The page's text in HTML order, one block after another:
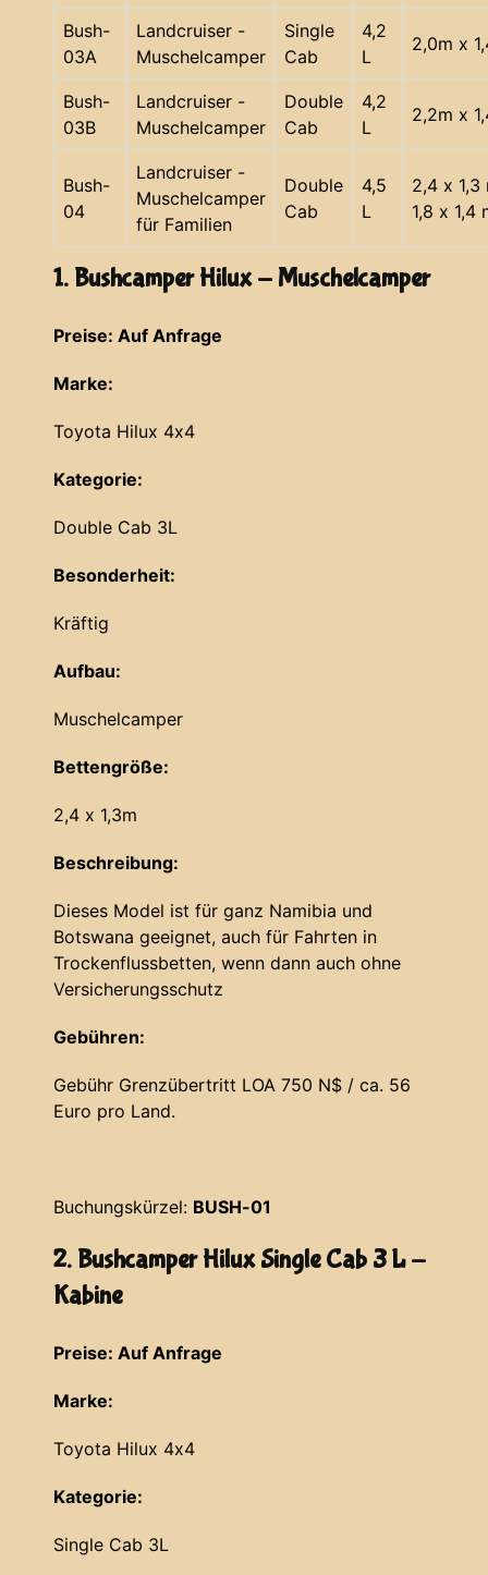
Bush-
03A
Landcruiser -
Muschelcamper
Single
Cab
4,2
L
2,0m x
Bush-
03B
Landcruiser -
Muschelcamper
Double
Cab
4,2
L
2,2m x
Bush-
04
Landcruiser -
Muschelcamper
für Familien
Double
Cab
4,5
L
2,4 x 1,3
1,8 x 1,4
1. Bushcamper Hilux - Muschelcamper
Preise: Auf Anfrage
Marke:
Toyota Hilux 4x4
Kategorie:
Double Cab 3L
Besonderheit:
Kräftig
Aufbau:
Muschelcamper
Bettengröße:
2,4 x 1,3m
Beschreibung:
Dieses Model ist für ganz Namibia und
Botswana geeignet, auch für Fahrten in
Trockenflussbetten, wenn dann auch ohne
Versicherungsschutz
Gebühren:
Gebühr Grenzübertritt LOA 750 N$ / ca. 56
Euro pro Land.
Buchungskürzel: BUSH-01
2. Bushcamper Hilux Single Cab 3 L -
Kabine
Preise: Auf Anfrage
Marke:
Toyota Hilux 4x4
Kategorie:
Single Cab 3L